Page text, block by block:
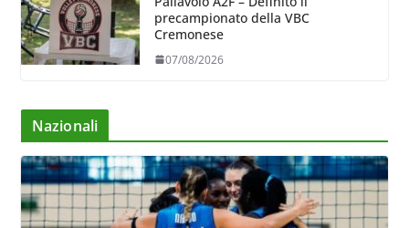
precampionato della VBC
Cremonese
07/08/2026
Nazionali